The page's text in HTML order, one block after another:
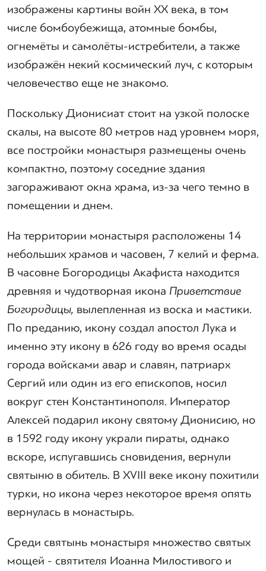
изображены картины войн XX века, в том
числе бомбоубежища, атомные бомбы,
огнемёты и самолёты-истребители, а также
изображён некий космический луч, с которым
человечество еще не знакомо.
Поскольку Дионисиат стоит на узкой полоске
скалы, на высоте 80 метров над уровнем моря,
все постройки монастыря размещены очень
компактно, поэтому соседние здания
загораживают окна храма, из-за чего темно в
помещении и днем.
На территории монастыря расположены 14
небольших храмов и часовен, 7 келий и ферма.
В часовне Богородицы Акафиста находится
древняя и чудотворная икона Приветствие
Богородицы, вылепленная из воска и мастики.
По преданию, икону создал апостол Лука и
именно эту икону в 626 году во время осады
города войсками авар и славян, патриарх
Сергий или один из его епископов, носил
вокруг стен Константинополя. Император
Алексей подарил икону святому Дионисию, но
в 1592 году икону украли пираты, однако
вскоре, испугавшись сновидения, вернули
святыню в обитель. В XVIII веке икону похитили
турки, но икона через некоторое время опять
вернулась в монастырь.
Среди святынь монастыря множество святых
мощей - святителя Иоанна Милостивого и